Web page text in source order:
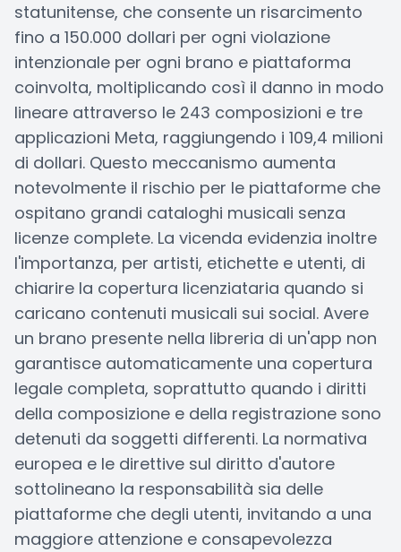
statunitense, che consente un risarcimento
fino a 150.000 dollari per ogni violazione
intenzionale per ogni brano e piattaforma
coinvolta, moltiplicando così il danno in modo
lineare attraverso le 243 composizioni e tre
applicazioni Meta, raggiungendo i 109,4 milioni
di dollari. Questo meccanismo aumenta
notevolmente il rischio per le piattaforme che
ospitano grandi cataloghi musicali senza
licenze complete. La vicenda evidenzia inoltre
l'importanza, per artisti, etichette e utenti, di
chiarire la copertura licenziataria quando si
caricano contenuti musicali sui social. Avere
un brano presente nella libreria di un'app non
garantisce automaticamente una copertura
legale completa, soprattutto quando i diritti
della composizione e della registrazione sono
detenuti da soggetti differenti. La normativa
europea e le direttive sul diritto d'autore
sottolineano la responsabilità sia delle
piattaforme che degli utenti, invitando a una
maggiore attenzione e consapevolezza